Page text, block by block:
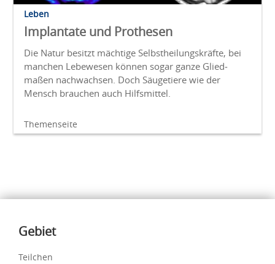
Leben
Implantate und Prothesen
Die Natur besitzt mächtige Selbst­heilungs­kräfte, bei
manchen Lebe­wesen können sogar ganze Glied­
maßen nach­wachsen. Doch Säuge­tiere wie der
Mensch brauchen auch Hilfsmittel.
Themenseite
Inhalte
Gebiet
Teilchen